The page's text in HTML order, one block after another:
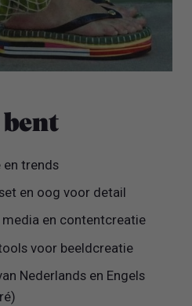
bent
trends
en oog voor detail
en contentcreatie
voor beeldcreatie
Nederlands en Engels